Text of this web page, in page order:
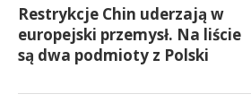
Restrykcje Chin uderzają w
europejski przemysł. Na liście
są dwa podmioty z Polski